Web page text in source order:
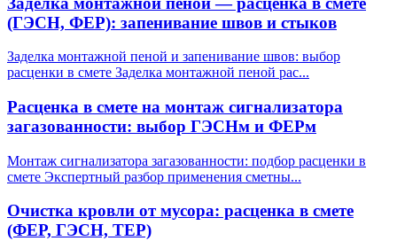
(ГЭСН, ФЕР): запенивание швов и стыков
Заделка монтажной пеной и запенивание швов: выбор
расценки в смете Заделка монтажной пеной рас...
Расценка в смете на монтаж сигнализатора
загазованности: выбор ГЭСНм и ФЕРм
Монтаж сигнализатора загазованности: подбор расценки в
смете Экспертный разбор применения сметны...
Очистка кровли от мусора: расценка в смете
(ФЕР, ГЭСН, ТЕР)